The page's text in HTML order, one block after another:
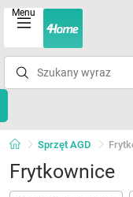
Menu
Sprzęt AGD
Frytkownice